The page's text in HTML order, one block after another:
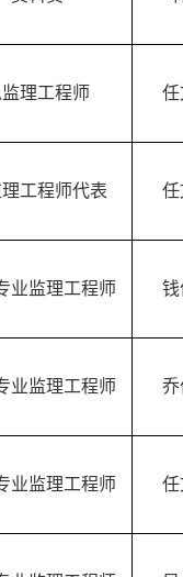
理工程师 任
工程师代表 任
业监理工程师 钱
业监理工程师 乔
业监理工程师 任